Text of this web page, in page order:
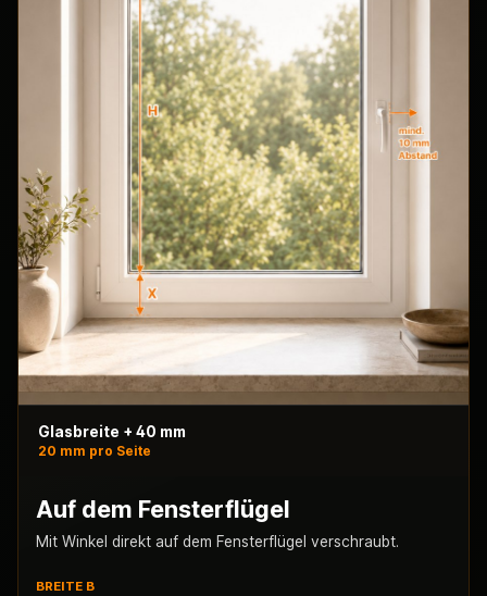
Glasbreite + 40 mm
20 mm pro Seite
Auf dem Fensterflügel
Mit Winkel direkt auf dem Fensterflügel verschraubt.
BREITE B